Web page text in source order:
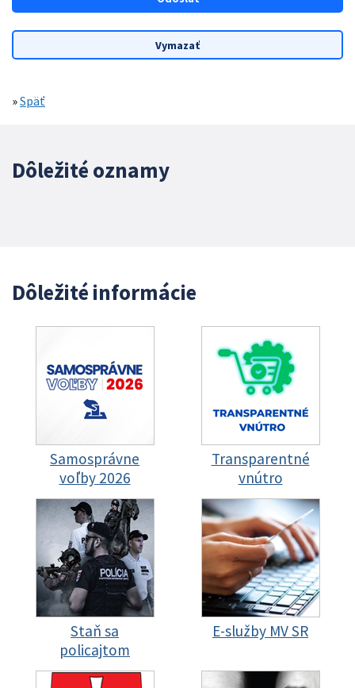
»Späť
Dôležité oznamy
Dôležité informácie
Samosprávne
voľby 2026
Transparentné
vnútro
Staň sa
policajtom
E-služby MV SR